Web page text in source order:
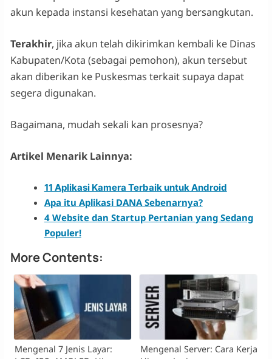
akun kepada instansi kesehatan yang bersangkutan.
Terakhir, jika akun telah dikirimkan kembali ke Dinas
Kabupaten/Kota (sebagai pemohon), akun tersebut
akan diberikan ke Puskesmas terkait supaya dapat
segera digunakan.
Bagaimana, mudah sekali kan prosesnya?
Artikel Menarik Lainnya:
11 Aplikasi Kamera Terbaik untuk Android
Apa itu Aplikasi DANA Sebenarnya?
4 Website dan Startup Pertanian yang Sedang
Populer!
More Contents:
Mengenal 7 Jenis Layar:
Mengenal Server: Cara Kerja